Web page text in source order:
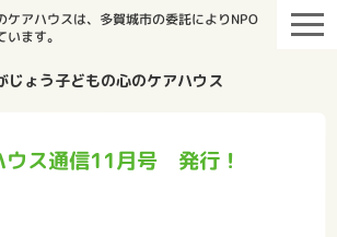
ケアハウスは、多賀城市の委託によりNPO
ます。
ウス通信11月号 発行！